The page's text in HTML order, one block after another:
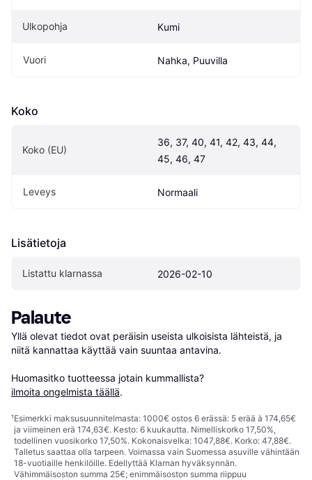
Ulkopohja Kumi
Vuori Nahka, Puuvilla
Koko
Koko (EU)
36, 37, 40, 41, 42, 43, 44,
45, 46, 47
Leveys Normaali
Lisätietoja
Listattu klarnassa 2026-02-10
Palaute
Yllä olevat tiedot ovat peräisin useista ulkoisista lähteistä, ja
niitä kannattaa käyttää vain suuntaa antavina.
Huomasitko tuotteessa jotain kummallista?
ilmoita ongelmista täällä.
¹Esimerkki maksusuunnitelmasta: 1000€ ostos 6 erässä: 5 erää à 174,65€
ja viimeinen erä 174,63€. Kesto: 6 kuukautta. Nimelliskorko 17,50%,
todellinen vuosikorko 17,50%. Kokonaisvelka: 1047,88€. Korko: 47,88€.
Talletus saattaa olla tarpeen. Voimassa vain Suomessa asuville vähintään
18-vuotiaille henkilöille. Edellyttää Klarnan hyväksynnän.
Vähimmäisoston summa 25€; enimmäisoston summa riippuu